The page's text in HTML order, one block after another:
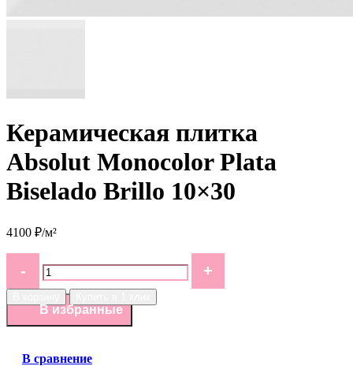
Керамическая плитка
Absolut Monocolor Plata
Biselado Brillo 10×30
4100 ₽/м²
В избранные
В сравнение